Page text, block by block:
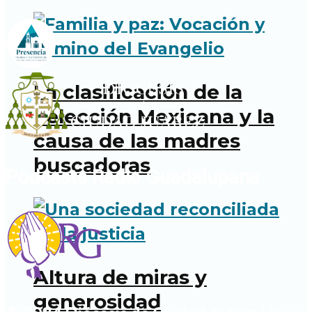
La clasificación de la
Selección Mexicana y la
causa de las madres
buscadoras
Altura de miras y
generosidad
Podcasts Radio Guadalupana